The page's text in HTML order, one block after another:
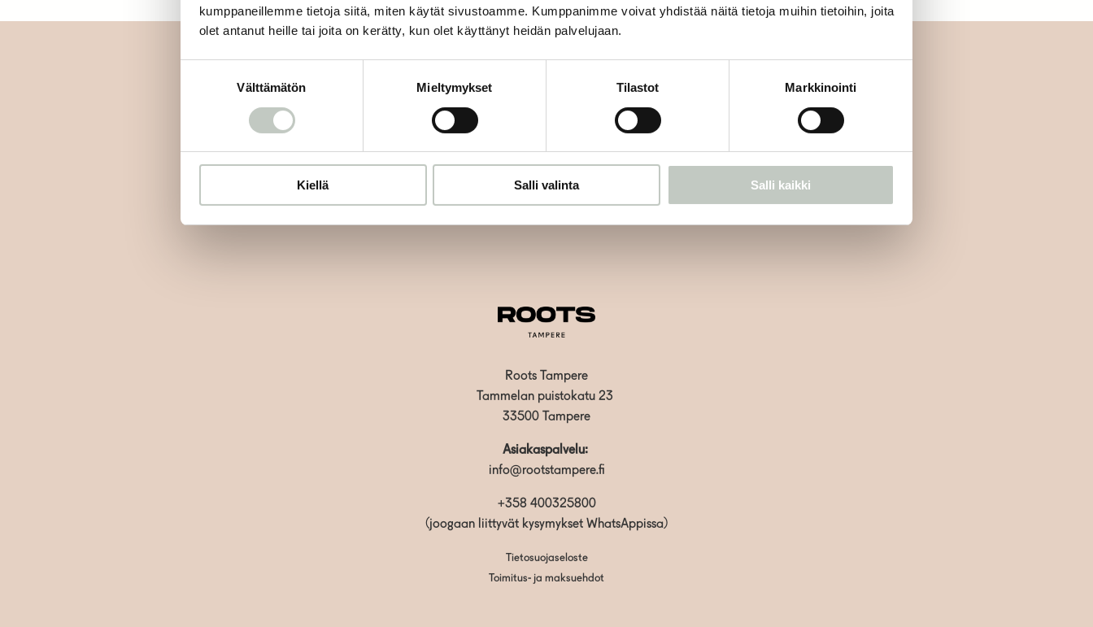
kumppaneillemme tietoja siitä, miten käytät sivustoamme. Kumppanimme voivat yhdistää näitä tietoja muihin tietoihin, joita
olet antanut heille tai joita on kerätty, kun olet käyttänyt heidän palvelujaan.
Välttämätön Mieltymykset Tilastot Markkinointi
Kiellä Salli valinta Salli kaikki
Tilaa uutiskirjeemme ja saat tiedon uusista tapahtumista ja Roots Journaleista ensimmäisten joukossa:
Roots Tampere
Tammelan puistokatu 23
33500 Tampere
Asiakaspalvelu:
info@rootstampere.fi
+358 400325800
(joogaan liittyvät kysymykset WhatsAppissa)
Tietosuojaseloste
Toimitus- ja maksuehdot